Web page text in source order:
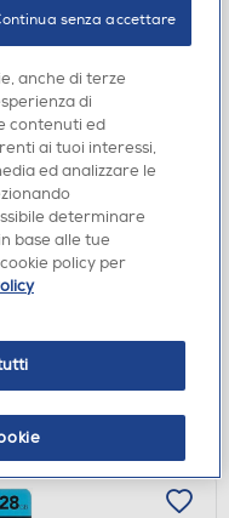
64GB-
anche di terze
di
contenuti ed
ai tuoi interessi,
ed analizzare le
determinare
base alle tue
policy per
senza accettare